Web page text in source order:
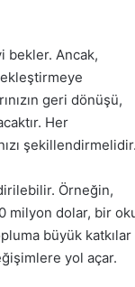
bekler. Ancak,
geri dönüşü,
Her
şekillendirmelidir.
Örneğin,
milyon dolar, bir
büyük katkılar
yol açar.